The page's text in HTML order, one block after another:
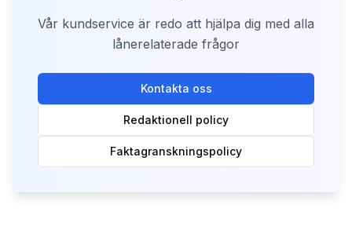
Vår kundservice är redo att hjälpa dig med alla
lånerelaterade frågor
Kontakta oss
Redaktionell policy
Faktagranskningspolicy